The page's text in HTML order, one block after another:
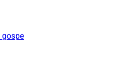
gospe